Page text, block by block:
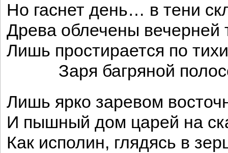
Но гаснет день… в тени
Древа облечены вечерней
Лишь простирается по
Заря багряной
Лишь ярко заревом
И пышный дом царей на
Как исполин, глядясь в